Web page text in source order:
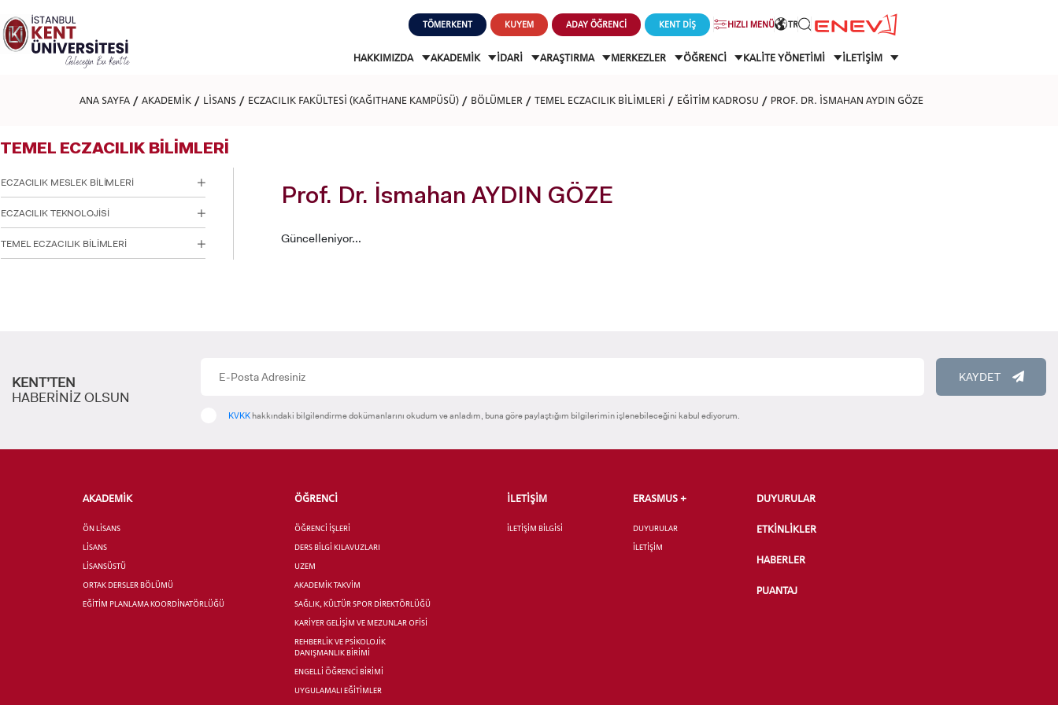
dikkat:
Bu
web
sitesini,
okuyucu
engellilere
ayarlamak
için
Control-
F10'a
basın.
INTERNATIONAL
LİSANSÜSTÜ EĞİTİM
ÖNLİSANS ve
YATAY GEÇİŞ
TÖMERKENT KUYEM ADAY ÖĞRENCİ KENT DİŞ HIZLI MENÜ TR
HAKKIMIZDA AKADEMİK İDARİ ARAŞTIRMA MERKEZLER ÖĞRENCİ KALİTE YÖNETİMİ İLETİŞİM
ANA SAYFA AKADEMİK LİSANS ECZACILIK FAKÜLTESİ (KAĞITHANE KAMPÜSÜ) BÖLÜMLER TEMEL ECZACILIK BİLİMLERİ EĞİTİM KADROSU PROF. DR. İSMAHAN AYDIN GÖZE
TEMEL ECZACILIK BİLİMLERİ
ECZACILIK MESLEK BİLİMLERİ
ECZACILIK TEKNOLOJİSİ
TEMEL ECZACILIK BİLİMLERİ
Prof. Dr. İsmahan AYDIN GÖZE
Güncelleniyor...
KENT’TEN
HABERİNİZ OLSUN
KAYDET
KVKK hakkındaki bilgilendirme dokümanlarını okudum ve anladım, buna göre paylaştığım bilgilerimin işlenebileceğini kabul ediyorum.
AKADEMİK
ÖN LİSANS
LİSANS
LİSANSÜSTÜ
ORTAK DERSLER BÖLÜMÜ
EĞİTİM PLANLAMA KOORDİNATÖRLÜĞÜ
ÖĞRENCİ
ÖĞRENCİ İŞLERİ
DERS BİLGİ KILAVUZLARI
UZEM
AKADEMİK TAKVİM
SAĞLIK, KÜLTÜR SPOR DİREKTÖRLÜĞÜ
KARİYER GELİŞİM VE MEZUNLAR OFİSİ
REHBERLİK VE PSİKOLOJİK
DANIŞMANLIK BİRİMİ
ENGELLİ ÖĞRENCİ BİRİMİ
UYGULAMALI EĞİTİMLER
İLETİŞİM
İLETİŞİM BİLGİSİ
ERASMUS +
DUYURULAR
İLETİŞİM
DUYURULAR
ETKİNLİKLER
HABERLER
PUANTAJ